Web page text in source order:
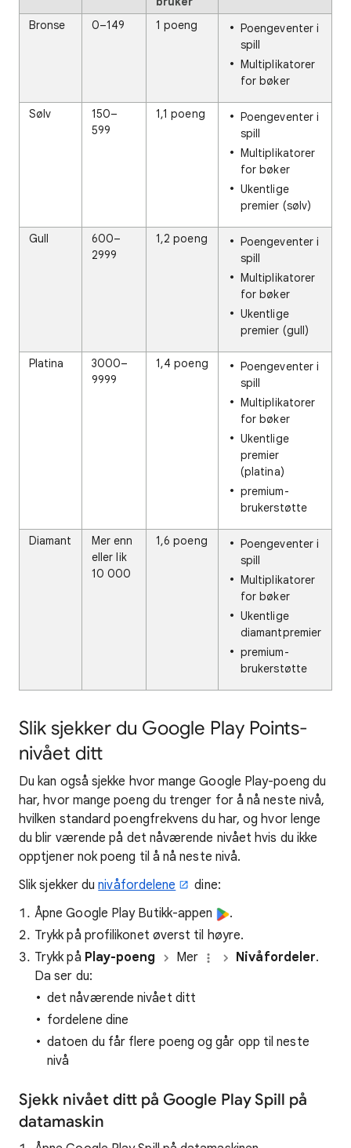
Bronse 0–149 1 poeng
Poengeventer i
spill
Multiplikatorer
for bøker
Sølv
150–
599
1,1 poeng
Poengeventer i
spill
Multiplikatorer
for bøker
Ukentlige
premier (sølv)
Gull
600–
2999
1,2 poeng
Poengeventer i
spill
Multiplikatorer
for bøker
Ukentlige
premier (gull)
Platina
3000–
9999
1,4 poeng
Poengeventer i
spill
Multiplikatorer
for bøker
Ukentlige
premier
(platina)
premium-
brukerstøtte
Diamant
Mer enn
eller lik
10 000
1,6 poeng
Poengeventer i
spill
Multiplikatorer
for bøker
Ukentlige
diamantpremier
premium-
brukerstøtte
Slik sjekker du Google Play Points-
nivået ditt
Du kan også sjekke hvor mange Google Play-poeng du
har, hvor mange poeng du trenger for å nå neste nivå,
hvilken standard poengfrekvens du har, og hvor lenge
du blir værende på det nåværende nivået hvis du ikke
opptjener nok poeng til å nå neste nivå.
Slik sjekker dunivåfordelene
dine:
Åpne Google Play Butikk-appen
.
Trykk på profilikonet øverst til høyre.
Trykk på Play-poeng Mer Nivåfordeler.
Da ser du:
det nåværende nivået ditt
fordelene dine
datoen du får flere poeng og går opp til neste
nivå
Sjekk nivået ditt på Google Play Spill på
datamaskin